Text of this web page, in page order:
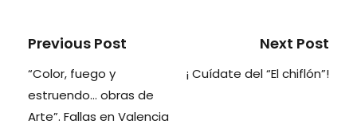
Previous Post
“Color, fuego y
estruendo… obras de
Arte”. Fallas en Valencia
Next Post
¡ Cuídate del “El chiflón”!